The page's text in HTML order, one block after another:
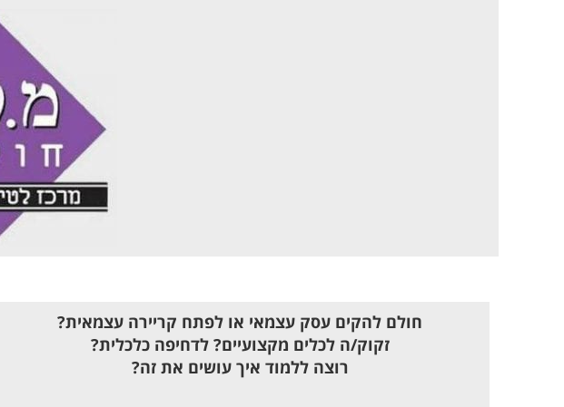
חולם להקים עסק עצמאי או לפתח קריירה עצמאית?
זקוק/ה לכלים מקצועיים? לדחיפה כלכלית?
רוצה ללמוד איך עושים את זה?